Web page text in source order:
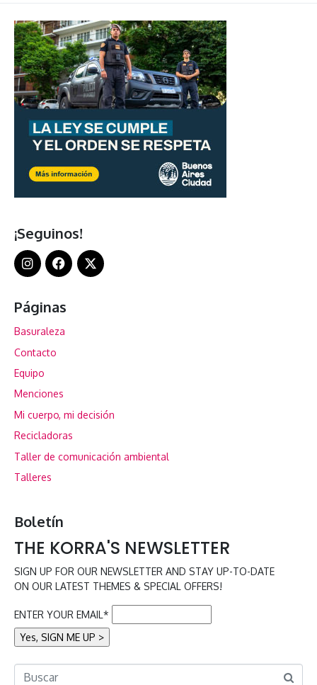
¡Seguinos!
Páginas
Basuraleza
Contacto
Equipo
Menciones
Mi cuerpo, mi decisión
Recicladoras
Taller de comunicación ambiental
Talleres
Boletín
THE KORRA'S NEWSLETTER
SIGN UP FOR OUR NEWSLETTER AND STAY UP-TO-DATE
ON OUR LATEST THEMES & SPECIAL OFFERS!
ENTER YOUR EMAIL*